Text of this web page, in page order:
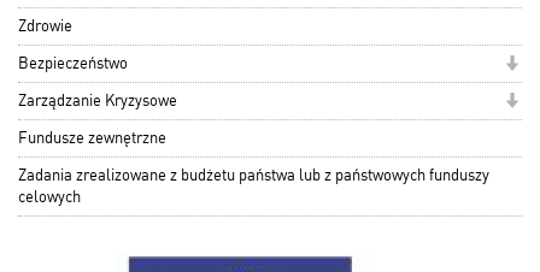
Zdrowie
Bezpieczeństwo
Zarządzanie Kryzysowe
Fundusze zewnętrzne
Zadania zrealizowane z budżetu państwa lub z państwowych funduszy
celowych